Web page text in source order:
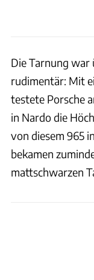
Die Tarnung war
rudimentär: Mit
testete Porsche
in Nardo die
von diesem 965
bekamen
mattschwarzen